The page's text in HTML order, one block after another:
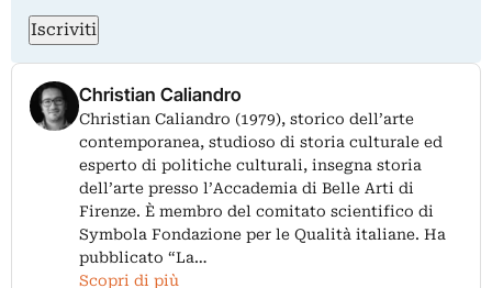
Iscriviti
Christian Caliandro
Christian Caliandro (1979), storico dell’arte
contemporanea, studioso di storia culturale ed
esperto di politiche culturali, insegna storia
dell’arte presso l’Accademia di Belle Arti di
Firenze. È membro del comitato scientifico di
Symbola Fondazione per le Qualità italiane. Ha
pubblicato “La…
Scopri di più